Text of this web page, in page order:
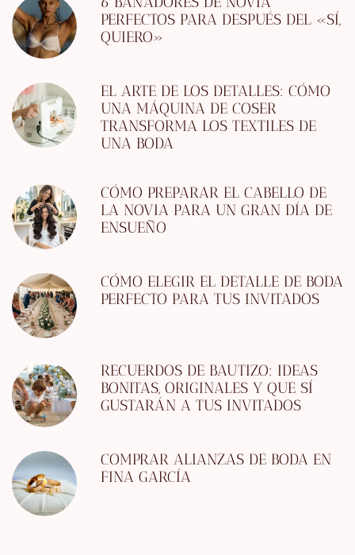
PERFECTOS PARA DESPUÉS DEL «SÍ,
QUIERO»
EL ARTE DE LOS DETALLES: CÓMO
UNA MÁQUINA DE COSER
TRANSFORMA LOS TEXTILES DE
UNA BODA
CÓMO PREPARAR EL CABELLO DE
LA NOVIA PARA UN GRAN DÍA DE
ENSUEÑO
CÓMO ELEGIR EL DETALLE DE BODA
PERFECTO PARA TUS INVITADOS
RECUERDOS DE BAUTIZO: IDEAS
BONITAS, ORIGINALES Y QUE SÍ
GUSTARÁN A TUS INVITADOS
COMPRAR ALIANZAS DE BODA EN
FINA GARCÍA